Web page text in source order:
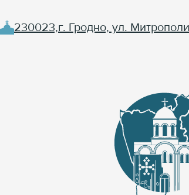
230023,г. Гродно, ул.